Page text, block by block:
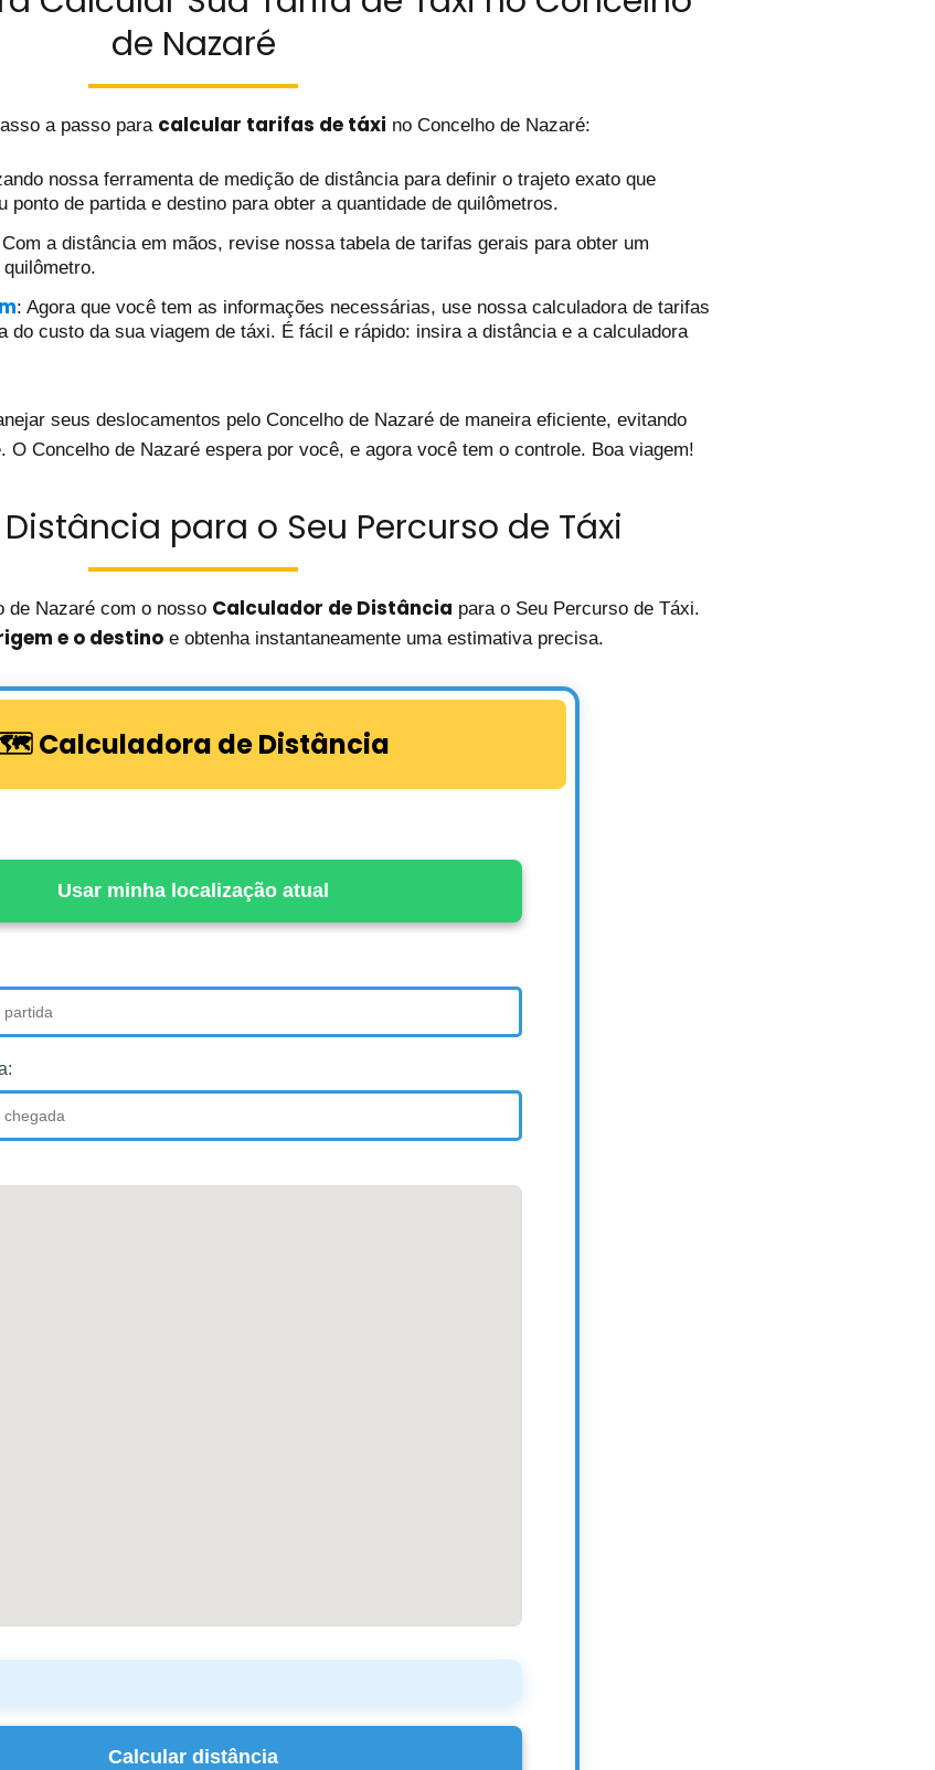
de Nazaré
a passo para calcular tarifas de táxi no Concelho de Nazaré:
nossa ferramenta de medição de distância para definir o trajeto exato que
ponto de partida e destino para obter a quantidade de quilômetros.
a distância em mãos, revise nossa tabela de tarifas gerais para obter um
: Agora que você tem as informações necessárias, use nossa calculadora de tarifas
do custo da sua viagem de táxi. É fácil e rápido: insira a distância e a calculadora
seus deslocamentos pelo Concelho de Nazaré de maneira eficiente, evitando
Concelho de Nazaré espera por você, e agora você tem o controle. Boa viagem!
para o Seu Percurso de Táxi
de Nazaré com o nosso Calculador de Distância para o Seu Percurso de Táxi.
e o destino e obtenha instantaneamente uma estimativa precisa.
Calculadora de Distância
Usar minha localização atual
Calcular distância